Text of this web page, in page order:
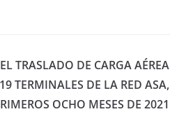
TRASLADO DE CARGA AÉREA
TERMINALES DE LA RED ASA,
OCHO MESES DE 2021